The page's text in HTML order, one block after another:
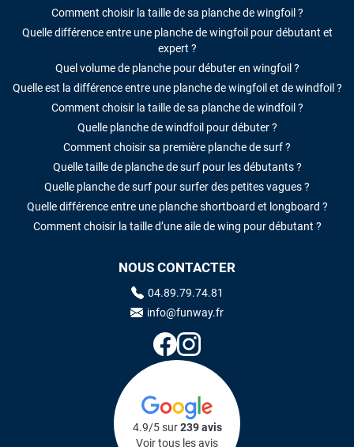
Comment choisir la taille de sa planche de wingfoil ?
Quelle différence entre une planche de wingfoil pour débutant et
expert ?
Quel volume de planche pour débuter en wingfoil ?
Quelle est la différence entre une planche de wingfoil et de windfoil ?
Comment choisir la taille de sa planche de windfoil ?
Quelle planche de windfoil pour débuter ?
Comment choisir sa première planche de surf ?
Quelle taille de planche de surf pour les débutants ?
Quelle planche de surf pour surfer des petites vagues ?
Quelle différence entre une planche shortboard et longboard ?
Comment choisir la taille d’une aile de wing pour débutant ?
NOUS CONTACTER
04.89.79.74.81
info@funway.fr
4.9/5 sur239 avis
Voir tous les avis